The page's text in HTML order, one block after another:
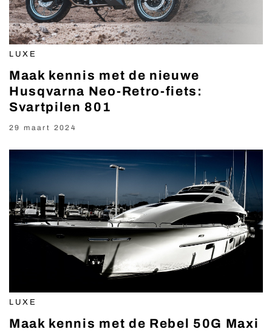
LUXE
Maak kennis met de nieuwe
Husqvarna Neo-Retro-fiets:
Svartpilen 801
29 maart 2024
LUXE
Maak kennis met de Rebel 50G Maxi